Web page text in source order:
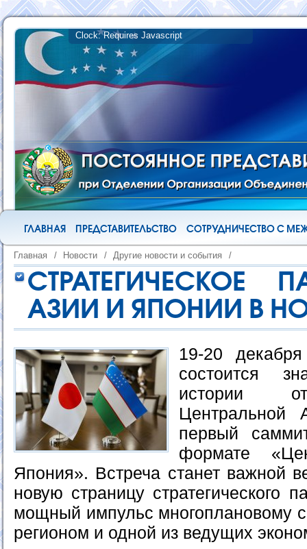
ГЛАВНАЯ ПРЕДСТАВИТЕЛЬСТВО СОТРУДНИЧЕСТВО С
Главная / Новости / Другие новости и события /
СТРАТЕГИЧЕСКОЕ
АЗИИ И ЯПОНИИ В
19-20
состоится
истории
первый
формате
Япония». Встреча станет важной
новую страницу стратегического
мощный импульс многоплановому
регионом и одной из ведущих